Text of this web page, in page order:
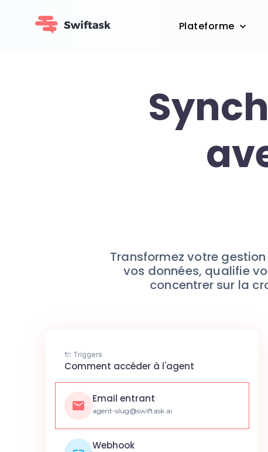
Plateforme
Transformez votre
vos données, qualifie
concentrer sur la
🔌 Triggers
Comment accéder à l'agent
Email entrant
agent-slug@swiftask.ai
Webhook